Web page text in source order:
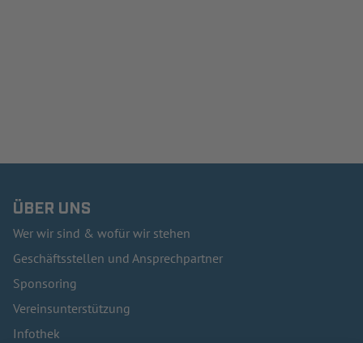
ÜBER UNS
Wer wir sind & wofür wir stehen
Geschäftsstellen und Ansprechpartner
Sponsoring
Vereinsunterstützung
Infothek